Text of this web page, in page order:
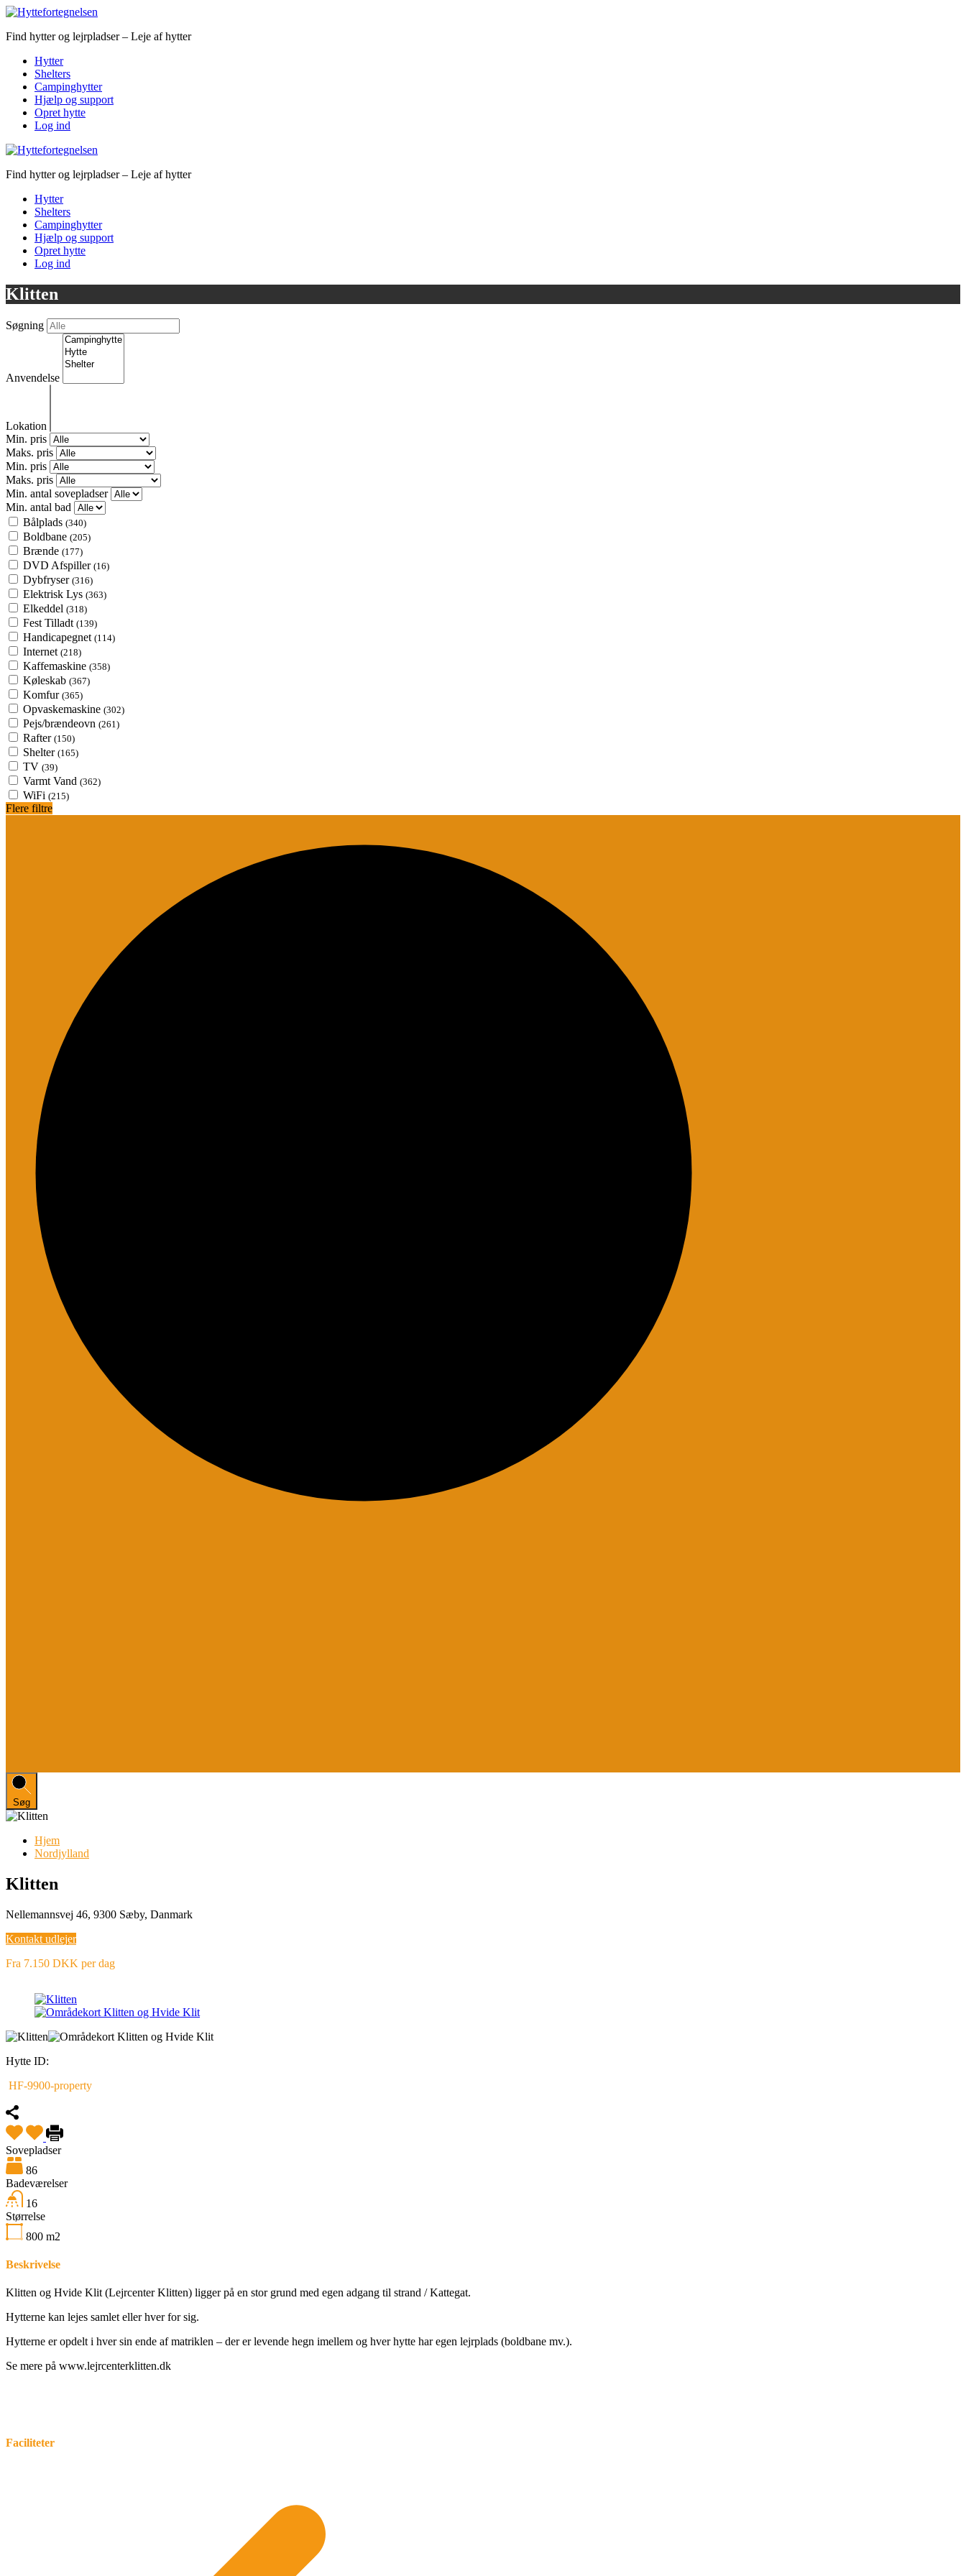
Find hytter og lejrpladser – Leje af hytter
Hytter
Shelters
Campinghytter
Hjælp og support
Opret hytte
Log ind
Find hytter og lejrpladser – Leje af hytter
Hytter
Shelters
Campinghytter
Hjælp og support
Opret hytte
Log ind
Klitten
Søgning
Anvendelse
Lokation
Min. pris
Maks. pris
Min. pris
Maks. pris
Min. antal sovepladser
Min. antal bad
Bålplads (340)
Boldbane (205)
Brænde (177)
DVD Afspiller (16)
Dybfryser (316)
Elektrisk Lys (363)
Elkeddel (318)
Fest Tilladt (139)
Handicapegnet (114)
Internet (218)
Kaffemaskine (358)
Køleskab (367)
Komfur (365)
Opvaskemaskine (302)
Pejs/brændeovn (261)
Rafter (150)
Shelter (165)
TV (39)
Varmt Vand (362)
WiFi (215)
Flere filtre
Søg
Hjem
Nordjylland
Klitten
Nellemannsvej 46, 9300 Sæby, Danmark
Kontakt udlejer
Fra 7.150 DKK per dag
Hytte ID:
HF-9900-property
Sovepladser
86
Badeværelser
16
Størrelse
800 m2
Beskrivelse
Klitten og Hvide Klit (Lejrcenter Klitten) ligger på en stor grund med egen adgang til strand / Kattegat.
Hytterne kan lejes samlet eller hver for sig.
Hytterne er opdelt i hver sin ende af matriklen – der er levende hegn imellem og hver hytte har egen lejrplads (boldbane mv.).
Se mere på www.lejrcenterklitten.dk
Faciliteter